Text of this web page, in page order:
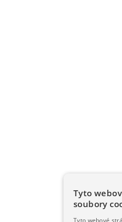
Tyto
soubory
Tyto webové